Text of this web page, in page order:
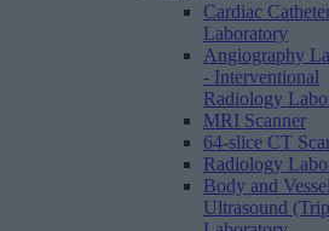
Cardiac
Laboratory
Angiography
- Interventional
Radiology
MRI Scanner
64-slice CT
Radiology
Body and Vessel
Ultrasound